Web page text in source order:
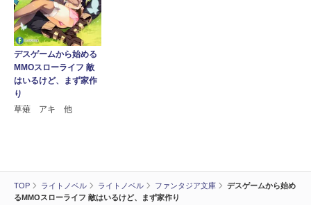
TOP ライトノベル ライトノベル ファンタジア文庫
デスゲームから始め
るMMOスローライフ 敵はいるけど、まず家作り
デスゲームから始める
MMOスローライフ 敵
はいるけど、まず家作
り
草薙 アキ 他